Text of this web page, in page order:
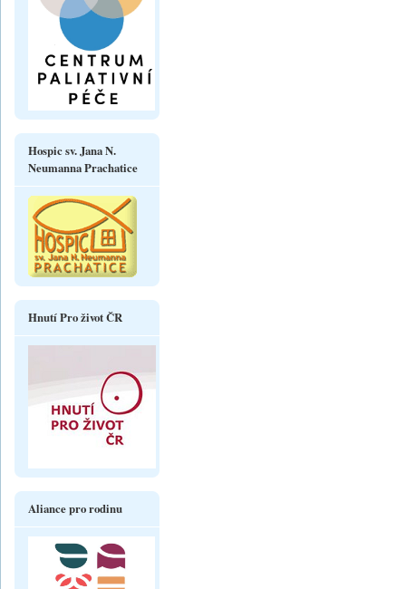
Hospic sv. Jana N.
Neumanna Prachatice
Hnutí Pro život ČR
Aliance pro rodinu